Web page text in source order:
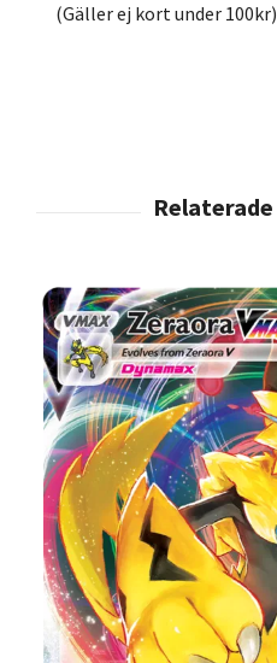
(Gäller ej kort under 100kr)